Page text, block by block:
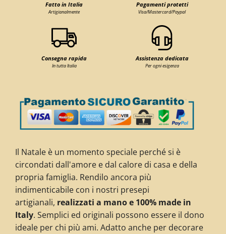
Fatto in Italia
Artigianalmente
Pagamenti protetti
Visa/Mastercard/Paypal
Consegna rapida
In tutta Italia
Assistenza dedicata
Per ogni esigenza
Il Natale è un momento speciale perché si è
circondati dall'amore e dal calore di casa e della
propria famiglia. Rendilo ancora più
indimenticabile con i nostri presepi
artigianali, realizzati a mano e 100% made in
Italy. Semplici ed originali possono essere il dono
ideale per chi più ami. Adatto anche per decorare